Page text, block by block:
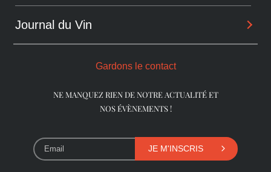
Les Audacieux
Les Dentelles de Montmirail
Journal du Vin
Gardons le contact
NE MANQUEZ RIEN DE NOTRE ACTUALITÉ ET
NOS ÉVÈNEMENTS !
JE M'INSCRIS